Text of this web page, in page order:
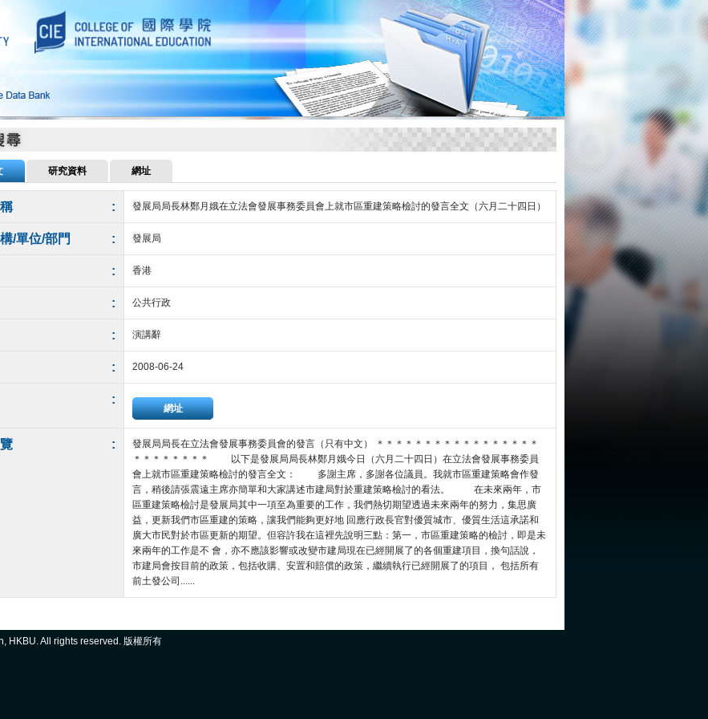
研究資料 網址
: 發展局局長林鄭月娥在立法會發展事務委員會上就市區重建策略檢討的發言全文（六月二十四日）
/單位/部門 : 發展局
: 香港
: 公共行政
: 演講辭
: 2008-06-24
:
網址
:
發展局局長在立法會發展事務委員會的發言（只有中文） ＊＊＊＊＊＊＊＊＊＊＊＊＊＊＊＊＊
＊＊＊＊＊＊＊＊ 以下是發展局局長林鄭月娥今日（六月二十四日）在立法會發展事務委員
會上就市區重建策略檢討的發言全文： 多謝主席，多謝各位議員。我就市區重建策略會作發
言，稍後請張震遠主席亦簡單和大家講述市建局對於重建策略檢討的看法。 在未來兩年，市
區重建策略檢討是發展局其中一項至為重要的工作，我們熱切期望透過未來兩年的努力，集思廣
益，更新我們市區重建的策略，讓我們能夠更好地 回應行政長官對優質城市、優質生活這承諾和
廣大市民對於市區更新的期望。但容許我在這裡先說明三點：第一，市區重建策略的檢討，即是未
來兩年的工作是不 會，亦不應該影響或改變市建局現在已經開展了的各個重建項目，換句話說，
市建局會按目前的政策，包括收購、安置和賠償的政策，繼續執行已經開展了的項目， 包括所有
前土發公司......
HKBU. All rights reserved. 版權所有